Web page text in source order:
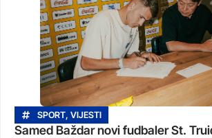
SPORT, VIJESTI
Samed Baždar novi fudbaler St.